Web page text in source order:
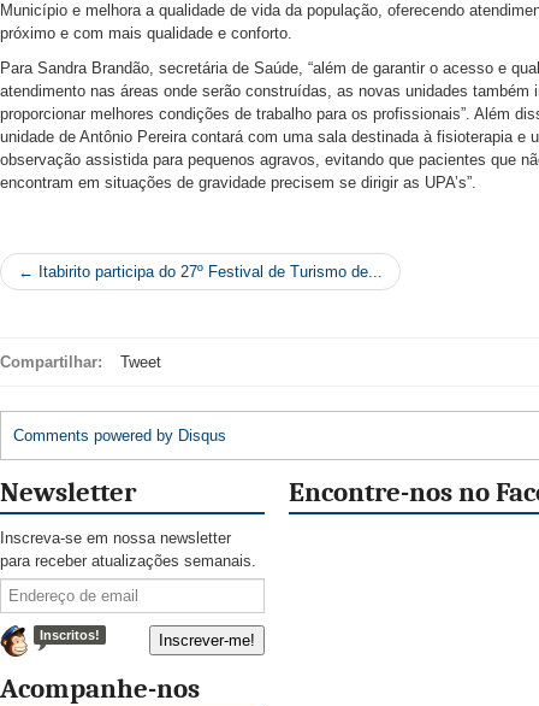
Município e melhora a qualidade de vida da população, oferecendo
próximo e com mais qualidade e conforto.
Para Sandra Brandão, secretária de Saúde, “além de garantir o acesso e
atendimento nas áreas onde serão construídas, as novas unidades também
proporcionar melhores condições de trabalho para os profissionais”. Além
unidade de Antônio Pereira contará com uma sala destinada à fisioterapia e
observação assistida para pequenos agravos, evitando que pacientes que
encontram em situações de gravidade precisem se dirigir as UPA’s”.
← Itabirito participa do 27º Festival de Turismo de...
Compartilhar: Tweet
Comments powered by Disqus
Newsletter
Inscreva-se em nossa newsletter
para receber atualizações semanais.
Inscritos!
Acompanhe-nos
Encontre-nos no